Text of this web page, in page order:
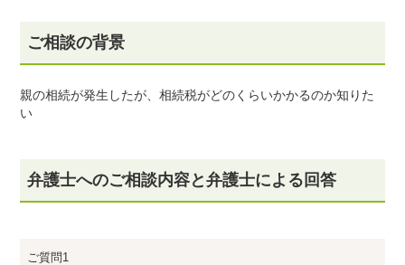
ご相談の背景
親の相続が発生したが、相続税がどのくらいかかるのか知りた
い
弁護士へのご相談内容と弁護士による回答
ご質問1